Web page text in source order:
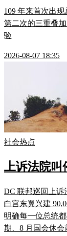
109 年来首次出
第二次的三重叠
验
2026-08-07 18:35
社会热点
上诉法院叫
DC 联邦巡回上诉
白宫东翼兴建
明确每一位总统
期、8 月国会休会